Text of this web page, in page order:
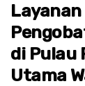
di Pulau
Utama